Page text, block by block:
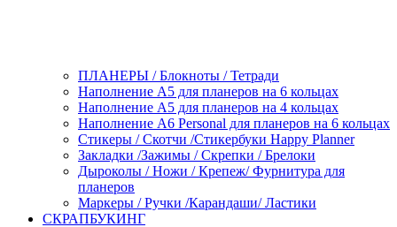
ПЛАНЕРЫ / Блокноты / Тетради
Наполнение А5 для планеров на 6 кольцах
Наполнение А5 для планеров на 4 кольцах
Наполнение А6 Personal для планеров на 6 кольцах
Стикеры / Скотчи /Стикербуки Happy Planner
Закладки /Зажимы / Скрепки / Брелоки
Дыроколы / Ножи / Крепеж/ Фурнитура для
планеров
Маркеры / Ручки /Карандаши/ Ластики
СКРАПБУКИНГ